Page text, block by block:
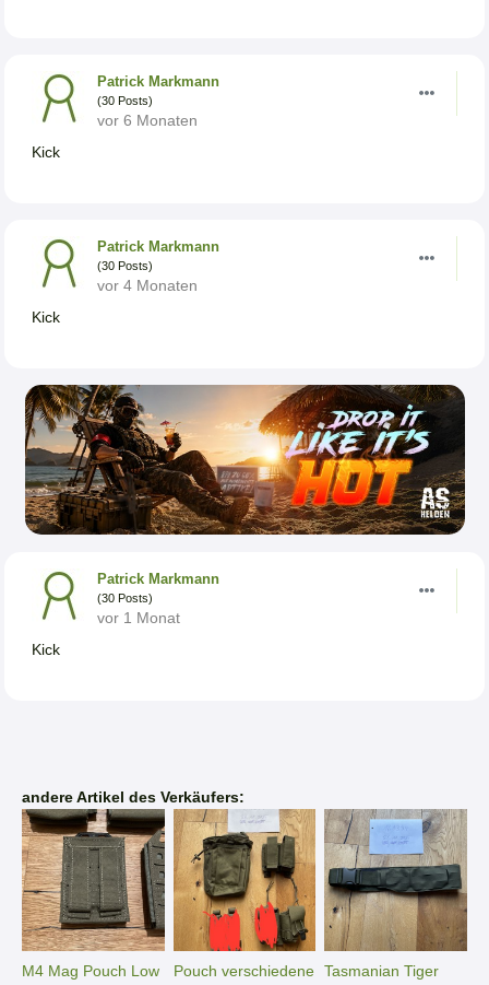
Patrick Markmann
(30 Posts)
vor 6 Monaten
Kick
Patrick Markmann
(30 Posts)
vor 4 Monaten
Kick
Patrick Markmann
(30 Posts)
vor 1 Monat
Kick
andere Artikel des Verkäufers:
M4 Mag Pouch Low Pouch verschiedene Tasmanian Tiger